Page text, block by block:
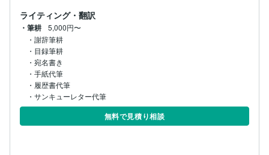
ライティング・翻訳
・筆耕
5,000円〜
・謝辞筆耕
・目録筆耕
・宛名書き
・手紙代筆
・履歴書代筆
・サンキューレター代筆
無料で見積り相談